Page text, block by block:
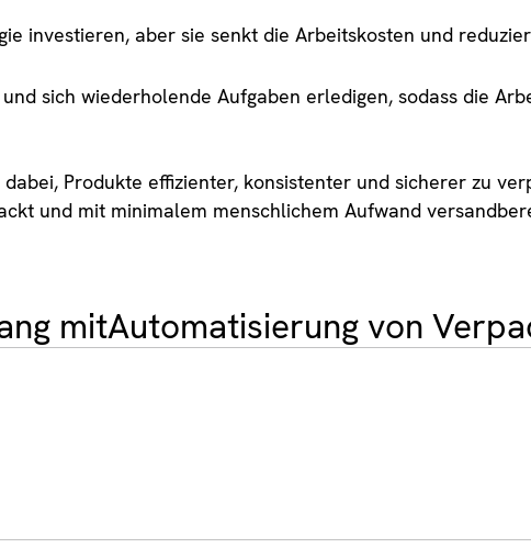
investieren, aber sie senkt die Arbeitskosten und
sich wiederholende Aufgaben erledigen, sodass die
Produkte effizienter, konsistenter und sicherer zu
und mit minimalem menschlichem Aufwand
mitAutomatisierung von